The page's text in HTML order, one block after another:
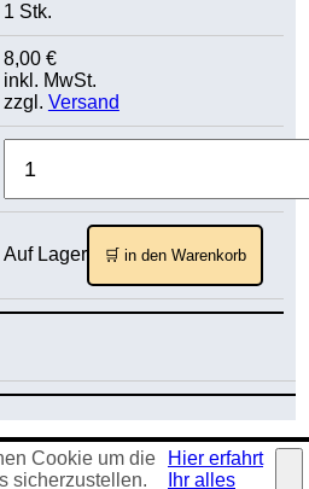
Cookie um die
sicherzustellen.
Hier erfahrt
Ihr alles
1 Stk.
8,00 €
inkl. MwSt.
zzgl. Versand
Auf Lager 🛒 in den Warenkorb
·AGB·Kontakt·Sitemap